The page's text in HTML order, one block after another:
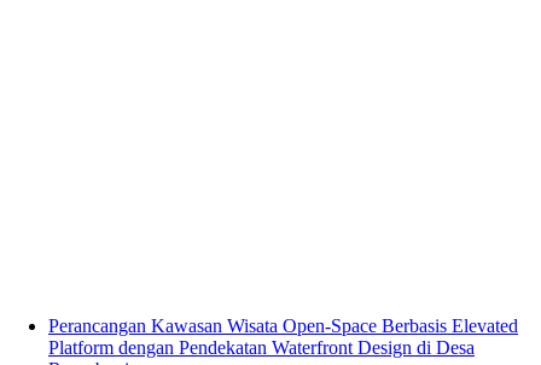
Perancangan Kawasan Wisata Open-Space Berbasis Elevated
Platform dengan Pendekatan Waterfront Design di Desa